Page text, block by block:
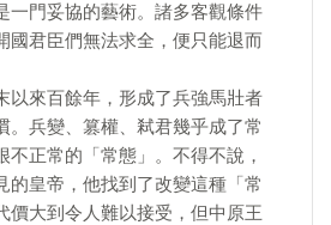
一門妥協的藝術。諸多客觀條件
國君臣們無法求全，便只能退而
以來百餘年，形成了兵強馬壯者
。兵變、篡權、弒君幾乎成了常
不正常的「常態」。不得不說，
的皇帝，他找到了改變這種「常
價大到令人難以接受，但中原王